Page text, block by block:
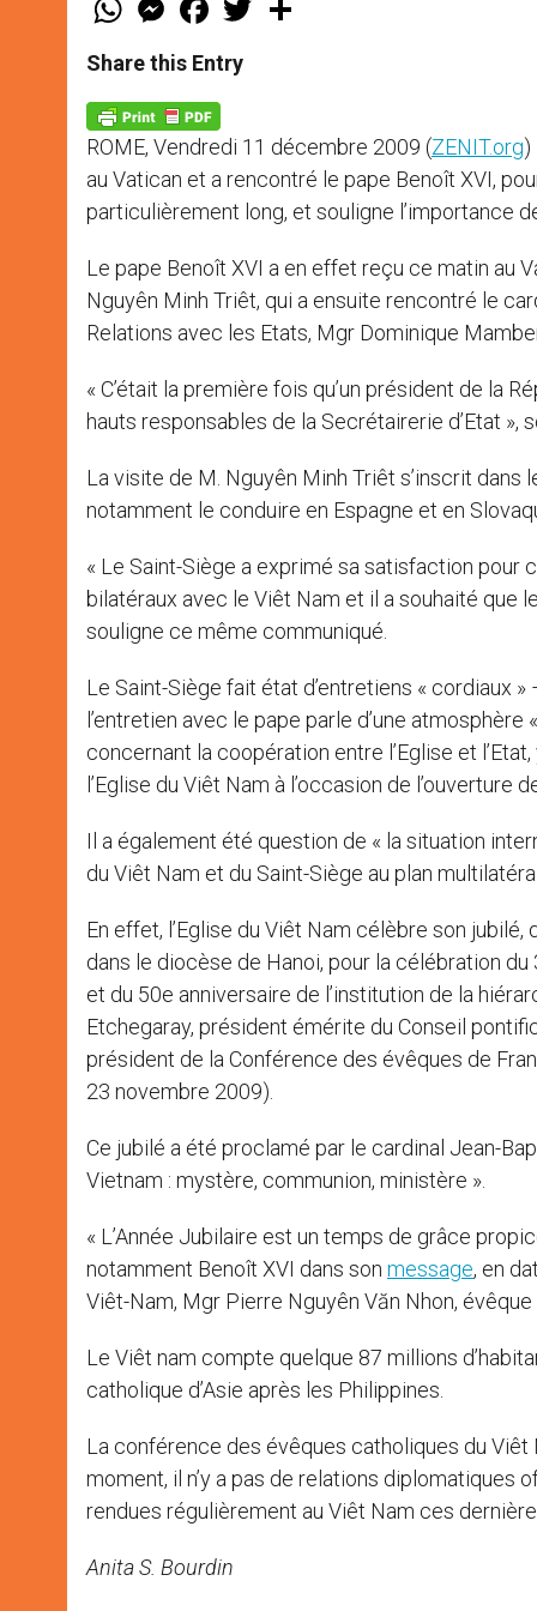
t
s
p
p
e
s
e
g
e
r
a
e
b
k
w
Share this Entry
ROME, Vendredi 11 décembre 2009 (ZENIT.org)
au Vatican et a rencontré le pape Benoît XVI,
particulièrement long, et souligne l’importance
Le pape Benoît XVI a en effet reçu ce matin au
Nguyên Minh Triêt, qui a ensuite rencontré le
Relations avec les Etats, Mgr Dominique
« C’était la première fois qu’un président de la
hauts responsables de la Secrétairerie d’Etat »,
La visite de M. Nguyên Minh Triêt s’inscrit dans
notamment le conduire en Espagne et en
« Le Saint-Siège a exprimé sa satisfaction
bilatéraux avec le Viêt Nam et il a souhaité que
souligne ce même communiqué.
Le Saint-Siège fait état d’entretiens « cordiaux
l’entretien avec le pape parle d’une
concernant la coopération entre l’Eglise et
l’Eglise du Viêt Nam à l’occasion de l’ouverture
Il a également été question de « la situation
du Viêt Nam et du Saint-Siège au plan
En effet, l’Eglise du Viêt Nam célèbre son
dans le diocèse de Hanoi, pour la célébration
et du 50e anniversaire de l’institution de la
Etchegaray, président émérite du Conseil
président de la Conférence des évêques de
23 novembre 2009).
Ce jubilé a été proclamé par le cardinal Jean-
Vietnam : mystère, communion, ministère ».
« L’Année Jubilaire est un temps de grâce
notamment Benoît XVI dans son message, en
Viêt-Nam, Mgr Pierre Nguyên Văn Nhon, évêque
Le Viêt nam compte quelque 87 millions
catholique d’Asie après les Philippines.
La conférence des évêques catholiques du Viêt
moment, il n’y a pas de relations diplomatiques
rendues régulièrement au Viêt Nam ces
Anita S. Bourdin